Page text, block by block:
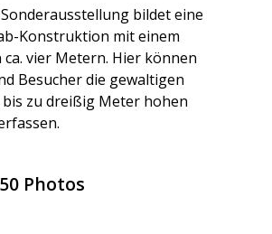
bildet eine
Konstruktion mit einem
vier Metern. Hier können
Besucher die gewaltigen
zu dreißig Meter hohen
Photos